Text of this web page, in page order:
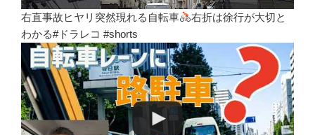
右直事故ヒヤリ突然現れる自転車
右折は徐行が大切と
わかる#ドラレコ #shorts